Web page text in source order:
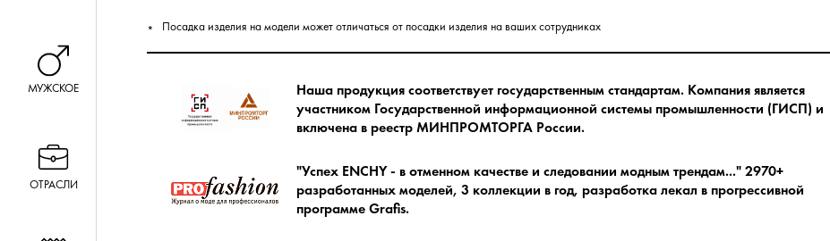
МУЖСКОЕ
ОТРАСЛИ
Посадка изделия на модели может отличаться от посадки изделия на ваших сотрудниках
Наша продукция соответствует государственным стандартам. Компания является
участником Государственной информационной системы промышленности (ГИСП) и
включена в реестр МИНПРОМТОРГА России.
"Успех ENCHY - в отменном качестве и следовании модным трендам..." 2970+
разработанных моделей, 3 коллекции в год, разработка лекал в прогрессивной
программе Grafis.